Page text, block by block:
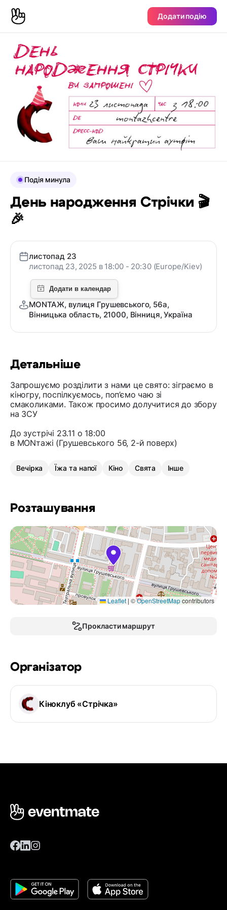
Додати подію
Детальніше
Запрошуємо розділити з нами це свято: зіграємо в
кіногру, поспілкуємось, поп’ємо чаю зі
смаколиками. Також просимо долучитися до збору
на ЗСУ
До зустрічі 23.11 о 18:00
в MONтажі (Грушевського 56, 2-й поверх)
Вечірка Їжа та напої Кіно Свята Інше
Розташування
Leaflet | ©OpenStreetMapcontributors
Прокласти маршрут
Організатор
Кіноклуб «Стрічка»
Подія минула
День народження Стрічки 🎬
🎉
листопад 23
листопад 23, 2025 в 18:00 - 20:30 (Europe/Kiev)
MONТАЖ, вулиця Грушевського, 56а,
Вінницька область, 21000, Вінниця, Україна